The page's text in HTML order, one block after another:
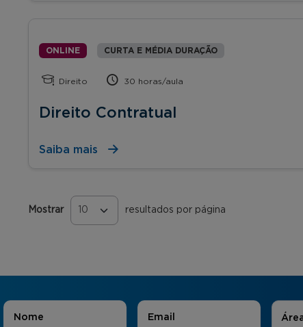
ONLINE CURTA E MÉDIA DURAÇÃO
Direito 30 horas/aula
Direito Contratual
Saiba mais
Mostrar resultados por página
Páginas
Nome E-mail Áreas